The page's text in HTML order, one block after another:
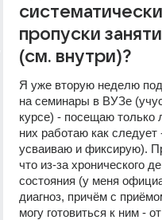
пропуски
(см. внутри)?
Я уже вторую неделю
на семинары в ВУЗе
курсе) - посещаю только
них работаю как следует
усваиваю и фиксирую).
что из-за хронического
состояния (у меня
диагноз, причём с
могу готовиться к ним -